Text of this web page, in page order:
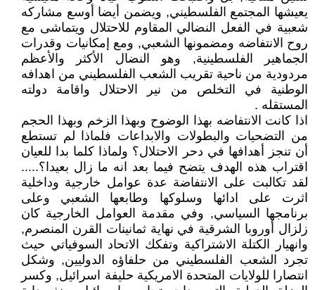
يعيشها المجتمع الفلسطيني, ويضمن أيضا أوسع مشاركه
شعبية في الفعل النضالي المقاوم للاحتلال ويتماشى مع
روح الانتفاضه ومضمونها الشعبي, ومع إمكانيات وقدرات
الجماهير الفلسطينية, وهو النضال الأكثر والأعظم
مردودية من ناحية تقريب الشعب الفلسطيني من اهدافه
الوطنية في التخلص من نير الاحتلال واقامة دولته
المستقله .
اذا كانت الانتفاضه بهذا الوضوح وبهذا الزخم وبهذا الحجم
من التضحيات والبطولات والابداعات فلماذا لم تستطع
أن تنجز أهدافها في دحر الاحتلال؟ ولماذا كلما بدا للعيان
اقتراب هذه الهدف يتضح فيما بعد انه ما زال بعيدا؟.....
لقد تكالبت على الانتفاضة عدة عوامل خارجية وداخلية
اثرت على ادائها وسلوكها وطابعها الشعبي وعلى
برنامجها السياسي, وفي مقدمة العوامل الخارجية كان
زلزال أوروبا الشرقية في نهاية ثمانينات القرن المنصرم,
وانهيار الكتلة الاشتراكية وتفكك الاتحاد السوفياتي حيث
تجرد الشعب الفلسطيني من حلفاؤه الدوليين, وشكل
انتصارا للولايات المتحدة الامريكية حليفة اسرائيل, وكسر